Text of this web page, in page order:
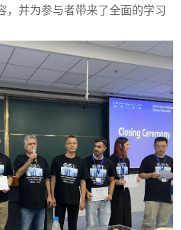
，并为参与者带来了全面的学习